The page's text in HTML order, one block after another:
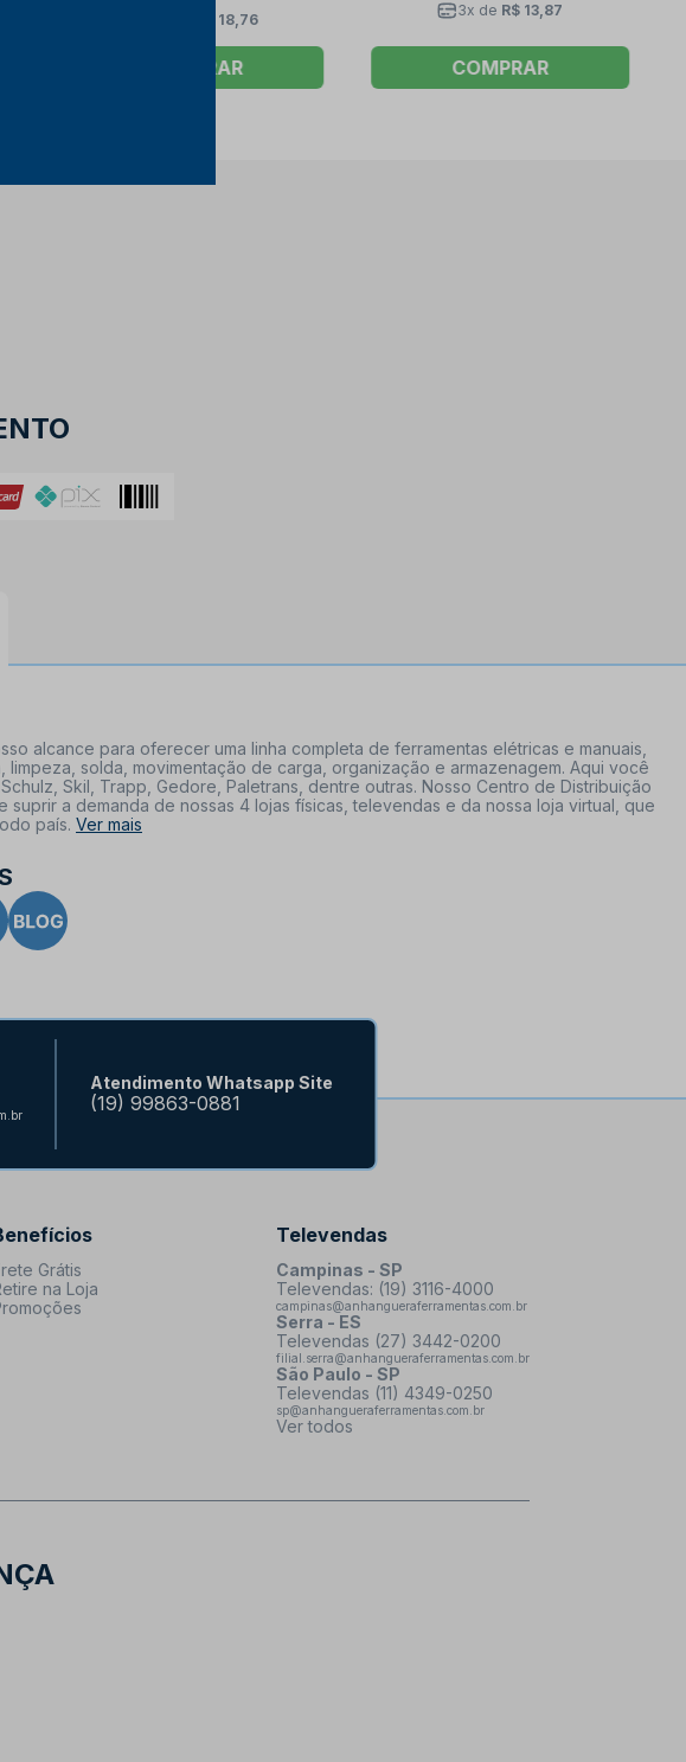
R$ 18,76
COMPRAR
3x de R$ 13,87
COMPRAR
alcance para oferecer uma linha completa de ferramentas elétricas e manuais,
solda, movimentação de carga, organização e armazenagem. Aqui você
Skil, Trapp, Gedore, Paletrans, dentre outras. Nosso Centro de Distribuição
a demanda de nossas 4 lojas físicas, televendas e da nossa loja virtual, que
país. Ver mais
Atendimento Whatsapp Site
(19) 99863-0881
Grátis
na Loja
Televendas
Campinas - SP
Televendas: (19) 3116-4000
campinas@anhangueraferramentas.com.br
Serra - ES
Televendas (27) 3442-0200
filial.serra@anhangueraferramentas.com.br
São Paulo - SP
Televendas (11) 4349-0250
sp@anhangueraferramentas.com.br
Ver todos